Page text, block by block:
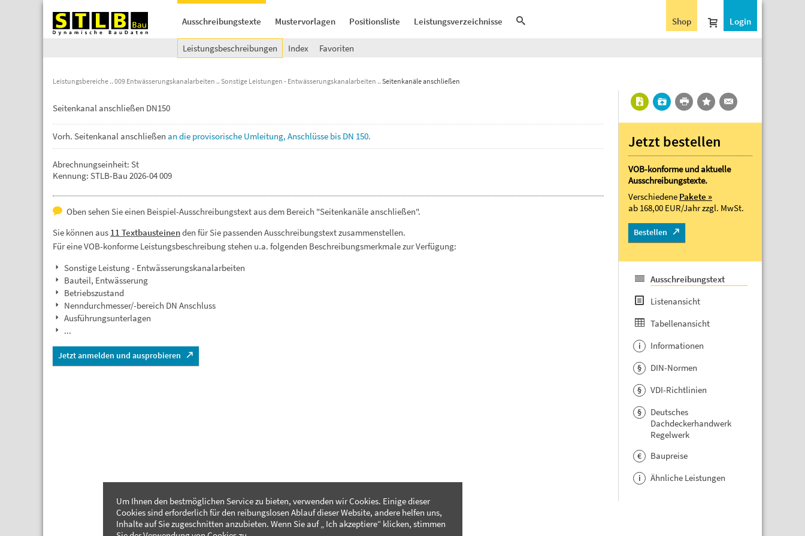
Ausschreibungstexte Mustervorlagen Positionsliste Leistungsverzeichnisse Login
Shop
Leistungsbeschreibungen Index Favoriten
Leistungsbereiche 009 Entwässerungskanalarbeiten Sonstige Leistungen - Entwässerungskanalarbeiten Seitenkanäle anschließen
Seitenkanal anschließen DN150
Vorh. Seitenkanalanschließen an die provisorische Umleitung, Anschlüsse bis DN 150.
Abrechnungseinheit: St
Kennung: STLB-Bau 2026-04 009
Oben sehen Sie einen Beispiel-Ausschreibungstext aus dem Bereich "Seitenkanäle anschließen".
Sie können aus 11 Textbausteinenden für Sie passenden Ausschreibungstext zusammenstellen.
Für eine VOB-konforme Leistungsbeschreibung stehen u.a. folgenden Beschreibungsmerkmale zur Verfügung:
Sonstige Leistung - Entwässerungskanalarbeiten
Bauteil, Entwässerung
Betriebszustand
Nenndurchmesser/-bereich DN Anschluss
Ausführungsunterlagen
...
Jetzt anmelden und ausprobieren
Jetzt bestellen
VOB-konforme und aktuelle
Ausschreibungstexte.
Verschiedene Pakete »
ab 168,00 EUR/Jahrzzgl. MwSt.
Bestellen
Ausschreibungstext
Listenansicht
Tabellenansicht
i Informationen
§ DIN-Normen
§ VDI-Richtlinien
§
Deutsches
Dachdeckerhandwerk
Regelwerk
€ Baupreise
i Ähnliche Leistungen
Um Ihnen den bestmöglichen Service zu bieten, verwenden wir Cookies. Einige dieser
Cookies sind erforderlich für den reibungslosen Ablauf dieser Website, andere helfen uns,
Inhalte auf Sie zugeschnitten anzubieten. Wenn Sie auf „ Ich akzeptiere“ klicken, stimmen